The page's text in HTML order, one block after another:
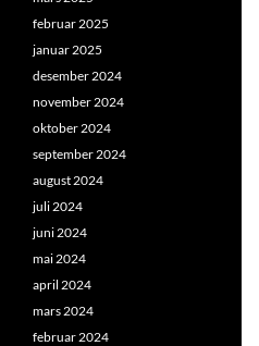
februar 2025
januar 2025
desember 2024
november 2024
oktober 2024
september 2024
august 2024
juli 2024
juni 2024
mai 2024
april 2024
mars 2024
februar 2024